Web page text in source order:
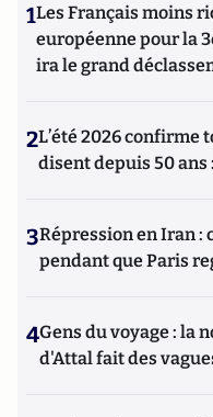
1Les Français moins
européenne pour la
ira le grand
2L’été 2026 confirme
disent depuis 50 ans
3Répression en Iran :
pendant que Paris
4Gens du voyage : la
d'Attal fait des